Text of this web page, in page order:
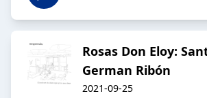
Rosas Don Eloy:
German Ribón
2021-09-25